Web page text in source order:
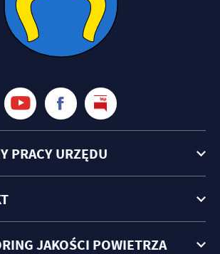
PRACY URZĘDU
JAKOŚCI POWIETRZA